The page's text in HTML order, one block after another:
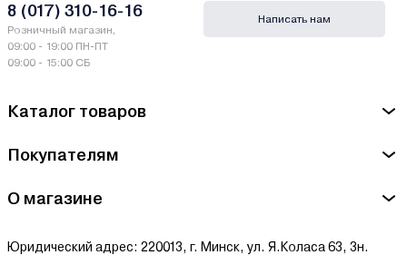
Каталог товаров
Покупателям
О магазине
Юридический адрес: 220013, г. Минск, ул. Я.Коласа 63, 3н.
8 (017) 310-16-16
Розничный магазин,
09:00 - 19:00 ПН-ПТ
09:00 - 15:00 СБ
Написать нам